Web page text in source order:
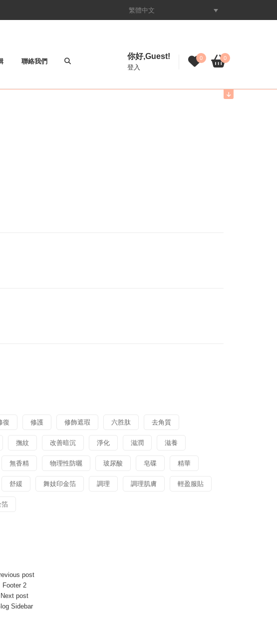
繁體中文
聯絡我們
你好,Guest!
登入
0 0
復 修護 修飾遮瑕 六胜肽 去角質
撫紋 改善暗沉 淨化 滋潤 滋養
無香精 物理性防曬 玻尿酸 皂碟 精華
舒緩 舞妓印金箔 調理 調理肌膚 輕盈服貼
post
Footer 2
Next post
Sidebar